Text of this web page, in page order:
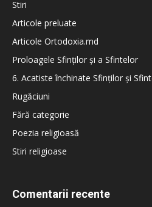
Stiri
Articole preluate
Articole Ortodoxia.md
Proloagele Sfinților și a Sfintelor
6. Acatiste închinate Sfinților și
Rugăciuni
Fără categorie
Poezia religioasă
Stiri religioase
Comentarii recente